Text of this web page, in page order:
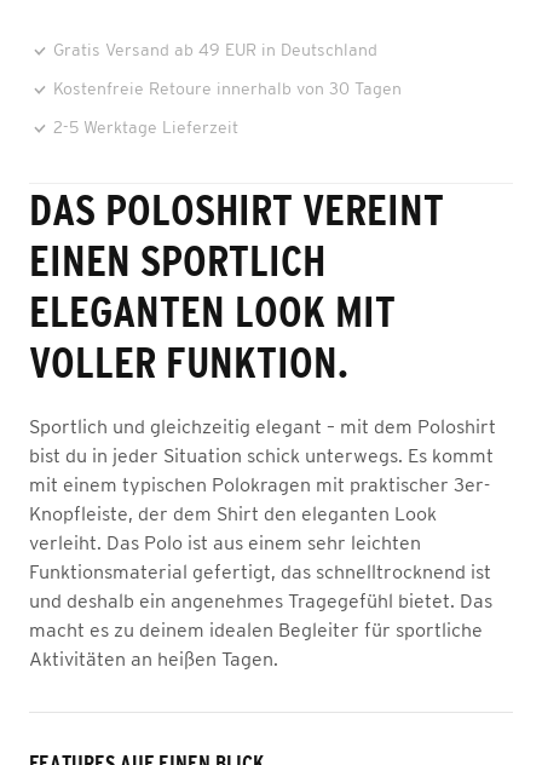
Gratis Versand ab 49 EUR in Deutschland
Kostenfreie Retoure innerhalb von 30 Tagen
2-5 Werktage Lieferzeit
DAS POLOSHIRT VEREINT
EINEN SPORTLICH
ELEGANTEN LOOK MIT
VOLLER FUNKTION.
Sportlich und gleichzeitig elegant – mit dem Poloshirt
bist du in jeder Situation schick unterwegs. Es kommt
mit einem typischen Polokragen mit praktischer 3er-
Knopfleiste, der dem Shirt den eleganten Look
verleiht. Das Polo ist aus einem sehr leichten
Funktionsmaterial gefertigt, das schnelltrocknend ist
und deshalb ein angenehmes Tragegefühl bietet. Das
macht es zu deinem idealen Begleiter für sportliche
Aktivitäten an heißen Tagen.